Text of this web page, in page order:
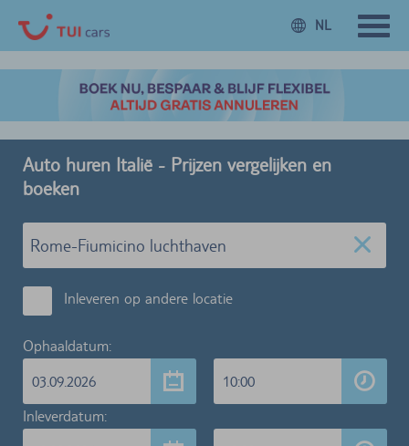
NL
Auto huren Italië - Prijzen vergelijken en
boeken
Inleveren op andere locatie
Ophaaldatum:
03.09.2026
10:00
Inleverdatum: